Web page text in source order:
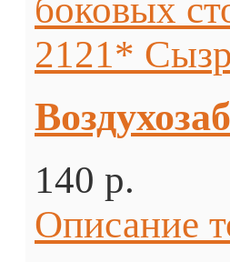
140 p.
Описание